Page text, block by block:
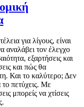
για λίγους, είναι
αναλάβει τον έλεγχο
εξαρτήσεις και
και πώς θα
Και το καλύτερο; Δεν
το πετύχεις. Με
μπορείς να χτίσεις